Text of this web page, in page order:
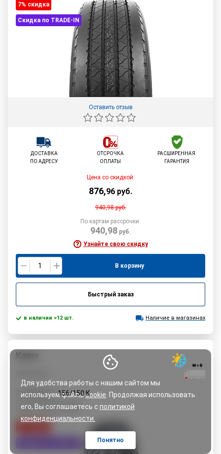
Для удобства работы с нашим сайтом мы
используем файлы cookie . Продолжая использовать
его, Вы соглашаетесь с политикой
конфиденциальности.
Понятно
7% cкидка
Скидка по TRADE-IN
Оставить отзыв
ДОСТАВКА
ПО АДРЕСУ
ОТСРОЧКА
ОПЛАТЫ
РАСШИРЕННАЯ
ГАРАНТИЯ
Цена со скидкой:
876,96 руб.
940,98руб.
По картам рассрочки:
940,98руб.
Узнайте свою скидку
В корзину
Быстрый заказ
в наличии >12 шт. Наличие в магазинах
Kama
315/80R22.5156/150 K
C
B 71 dB